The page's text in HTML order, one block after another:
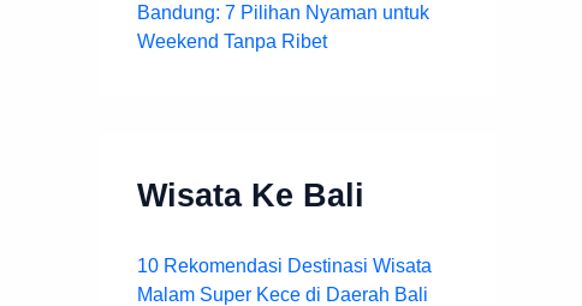
Bandung: 7 Pilihan Nyaman untuk
Weekend Tanpa Ribet
Wisata Ke Bali
10 Rekomendasi Destinasi Wisata
Malam Super Kece di Daerah Bali